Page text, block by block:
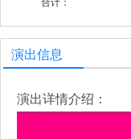
合计：
演出信息
演出详情介绍：